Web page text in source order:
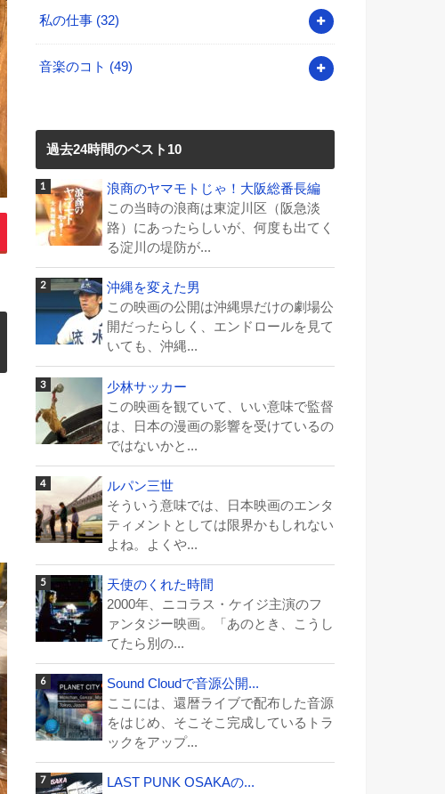
私の仕事 (32)
音楽のコト (49)
過去24時間のベスト10
浪商のヤマモトじゃ！大阪総番長編
この当時の浪商は東淀川区（阪急淡
路）にあったらしいが、何度も出てく
る淀川の堤防が...
沖縄を変えた男
この映画の公開は沖縄県だけの劇場公
開だったらしく、エンドロールを見て
いても、沖縄...
少林サッカー
この映画を観ていて、いい意味で監督
は、日本の漫画の影響を受けているの
ではないかと...
ルパン三世
そういう意味では、日本映画のエンタ
ティメントとしては限界かもしれない
よね。よくや...
天使のくれた時間
2000年、ニコラス・ケイジ主演のフ
ァンタジー映画。「あのとき、こうし
てたら別の...
Sound Cloudで音源公開...
ここには、還暦ライブで配布した音源
をはじめ、そこそこ完成しているトラ
ックをアップ...
LAST PUNK OSAKAの...